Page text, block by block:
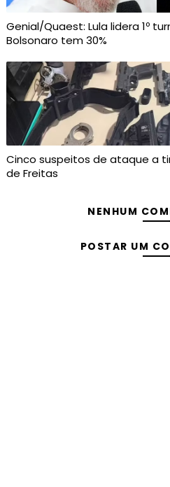
Genial/Quaest: Lula lidera 1º
Bolsonaro tem 30%
Cinco suspeitos de ataque a
de Freitas
NENHUM
POSTAR UM